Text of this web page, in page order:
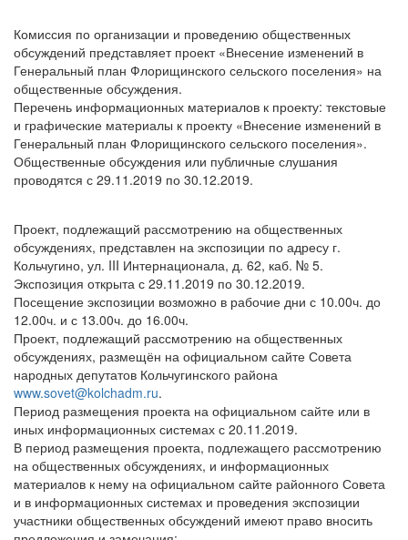
Комиссия по организации и проведению общественных
обсуждений представляет проект «Внесение изменений в
Генеральный план Флорищинского сельского поселения» на
общественные обсуждения.
Перечень информационных материалов к проекту: текстовые
и графические материалы к проекту «Внесение изменений в
Генеральный план Флорищинского сельского поселения».
Общественные обсуждения или публичные слушания
проводятся с 29.11.2019 по 30.12.2019.
Проект, подлежащий рассмотрению на общественных
обсуждениях, представлен на экспозиции по адресу г.
Кольчугино, ул. III Интернационала, д. 62, каб. № 5.
Экспозиция открыта с 29.11.2019 по 30.12.2019.
Посещение экспозиции возможно в рабочие дни с 10.00ч. до
12.00ч. и с 13.00ч. до 16.00ч.
Проект, подлежащий рассмотрению на общественных
обсуждениях, размещён на официальном сайте Совета
народных депутатов Кольчугинского района
www.sovet@kolchadm.ru.
Период размещения проекта на официальном сайте или в
иных информационных системах с 20.11.2019.
В период размещения проекта, подлежащего рассмотрению
на общественных обсуждениях, и информационных
материалов к нему на официальном сайте районного Совета
и в информационных системах и проведения экспозиции
участники общественных обсуждений имеют право вносить